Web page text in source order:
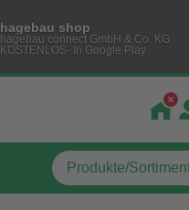
hagebau shop
hagebau connect GmbH & Co. KG
KOSTENLOS- In Google Play